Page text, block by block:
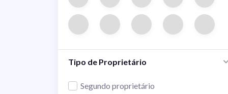
Tipo de Proprietário
Segundo proprietário